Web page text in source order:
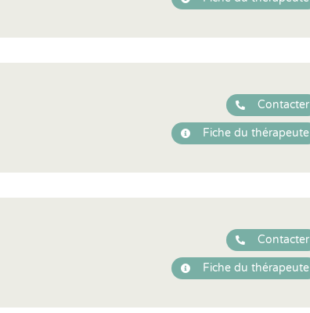
Contacter
Fiche du thérapeute
Contacter
Fiche du thérapeute